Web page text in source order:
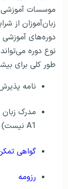
موسسات
زبان‌آموزان از
دوره‌های آموزشی
نوع دوره
طور کلی برای
نامه
مدرک
A1 نیست)
گواهی
رزومه